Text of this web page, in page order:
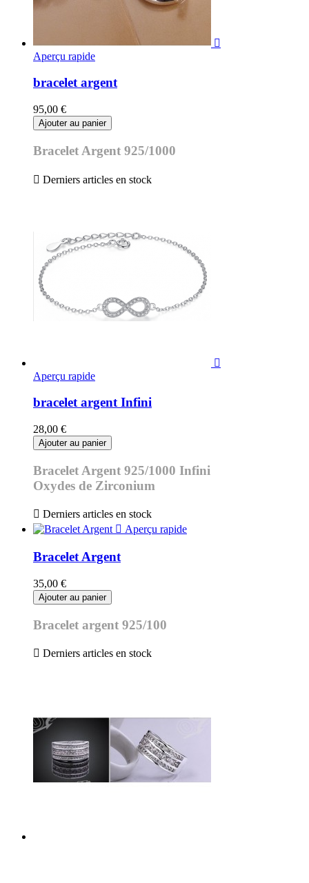

Aperçu rapide
bracelet argent
95,00 €
Ajouter au panier
Bracelet Argent 925/1000
 Derniers articles en stock

Aperçu rapide
bracelet argent Infini
28,00 €
Ajouter au panier
Bracelet Argent 925/1000 Infini
Oxydes de Zirconium
 Derniers articles en stock
 Aperçu rapide
Bracelet Argent
35,00 €
Ajouter au panier
Bracelet argent 925/100
 Derniers articles en stock